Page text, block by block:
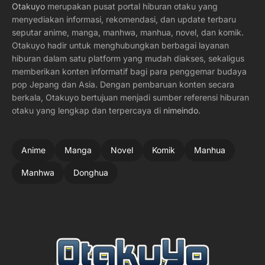
Otakuyo merupakan pusat portal hiburan otaku yang
menyediakan informasi, rekomendasi, dan update terbaru
seputar anime, manga, manhwa, manhua, novel, dan komik.
Otakuyo hadir untuk menghubungkan berbagai layanan
hiburan dalam satu platform yang mudah diakses, sekaligus
memberikan konten informatif bagi para penggemar budaya
pop Jepang dan Asia. Dengan pembaruan konten secara
berkala, Otakuyo bertujuan menjadi sumber referensi hiburan
otaku yang lengkap dan terpercaya di nimeindo.
Anime Manga Novel Komik Manhua
Manhwa Donghua